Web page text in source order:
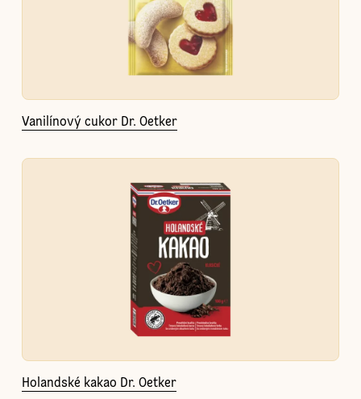
Vanilínový cukor Dr. Oetker
Holandské kakao Dr. Oetker